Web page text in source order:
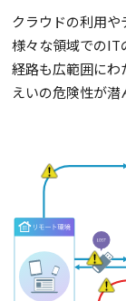
クラウドの利用や
様々な領域でのIT
経路も広範囲にわ
えいの危険性が潜